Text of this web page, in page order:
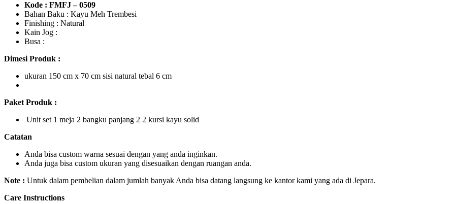
Kode : FMFJ – 0509
Bahan Baku : Kayu Meh Trembesi
Finishing : Natural
Kain Jog :
Busa :
Dimesi Produk :
ukuran 150 cm x 70 cm sisi natural tebal 6 cm
Paket Produk :
Unit set 1 meja 2 bangku panjang 2 2 kursi kayu solid
Catatan
Anda bisa custom warna sesuai dengan yang anda inginkan.
Anda juga bisa custom ukuran yang disesuaikan dengan ruangan anda.
Note : Untuk dalam pembelian dalam jumlah banyak Anda bisa datang langsung ke kantor kami yang ada di Jepara.
Care Instructions